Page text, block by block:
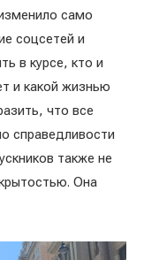
само
соцсетей и
в курсе, кто и
и какой жизнью
что все
справедливости
также не
Она